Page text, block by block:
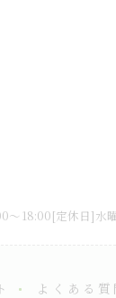
～18:00[定休日]水
よくある質